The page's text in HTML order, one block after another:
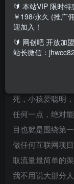
利用男性好涩特
题，实测暴力，长
通过搬运美女视
品。都是正规合
死，小孩爱聪明
任何一点，绝对
目也就是围绕第
做任何互联网项
取流量最简单的
我不用说大部分人
🔰 本站VIP 限时
￥198/永久 (推广
迎加入！
🔰 网创吧 开放加
站长微信：jhwcc82